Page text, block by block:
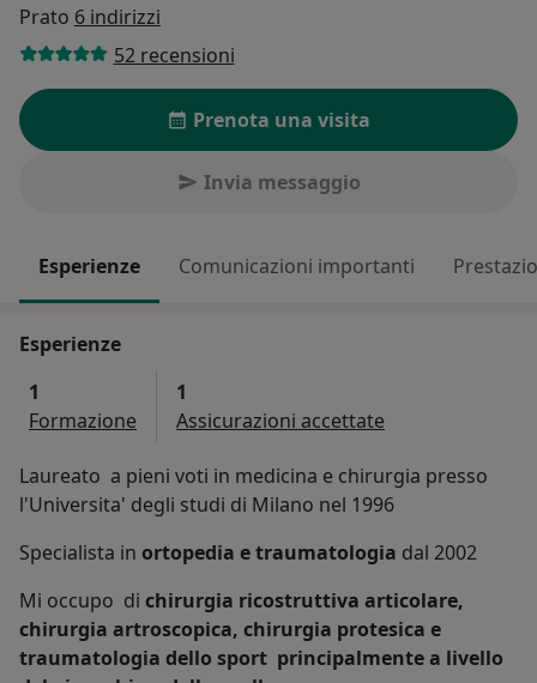
Prato 6 indirizzi
52 recensioni
Prenota una visita
Invia messaggio
Esperienze Comunicazioni importanti
Esperienze
1
Formazione
1
Assicurazioni accettate
Laureato a pieni voti in medicina e chirurgia presso
l'Universita' degli studi di Milano nel 1996
Specialista in ortopedia e traumatologia dal 2002
Mi occupo di chirurgia ricostruttiva articolare,
chirurgia artroscopica, chirurgia protesica e
traumatologia dello sport principalmente a livello